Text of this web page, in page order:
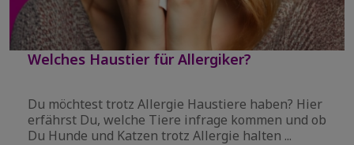
Welches Haustier für Allergiker?
Du möchtest trotz Allergie Haustiere haben? Hier
erfährst Du, welche Tiere infrage kommen und ob
Du Hunde und Katzen trotz Allergie halten ...